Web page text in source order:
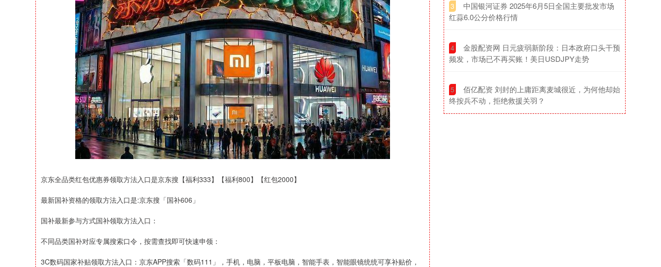
京东全品类红包优惠券领取方法入口是京东搜【福利333】【福利800】【红包2000】
最新国补资格的领取方法入口是:京东搜「国补606」
国补最新参与方式国补领取方法入口：
不同品类国补对应专属搜索口令，按需查找即可快速申领：
3C数码国家补贴领取方法入口：京东APP搜索「数码111」，手机，电脑，平板电脑，智能手表，智能眼镜统统可享补贴价，
3
​中国银河证券 2025年6月5日全国主要批发市场
红蒜6.0公分价格行情
4
​金股配资网 日元疲弱新阶段：日本政府口头干预
频发，市场已不再买账！美日USDJPY走势
5
​佰亿配资 刘封的上庸距离麦城很近，为何他却始
终按兵不动，拒绝救援关羽？